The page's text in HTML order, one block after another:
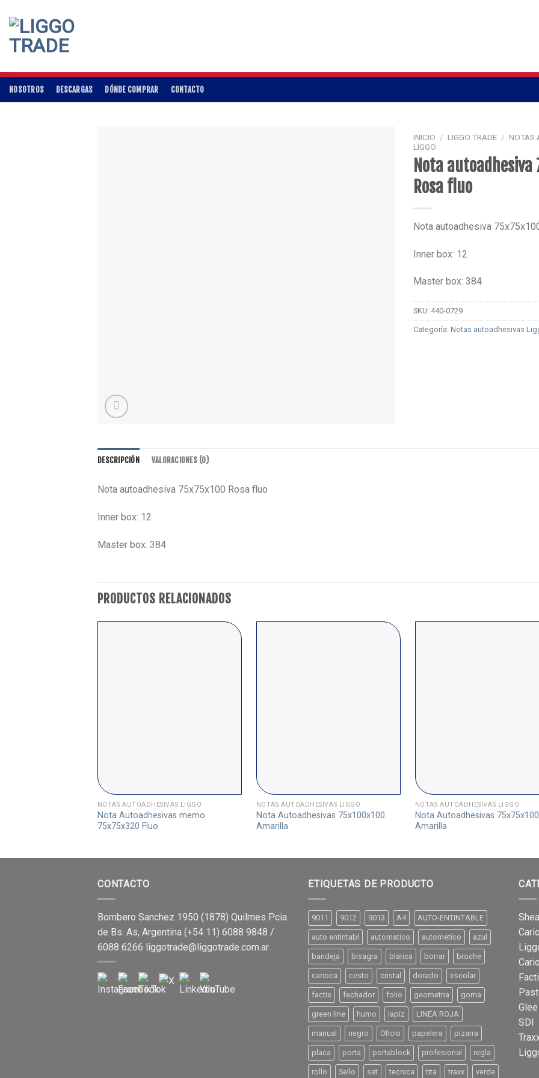
content
NOSOTROS DESCARGAS DÓNDE COMPRAR CONTACTO
INICIO / LIGGO TRADE / NOTAS
LIGGO
Nota autoadhesiva
Rosa fluo
Nota autoadhesiva
Inner box: 12
Master box: 384
SKU: 440-0729
Categoría: Notas autoadhesivas
DESCRIPCIÓN VALORACIONES (0)
Nota autoadhesiva 75x75x100 Rosa fluo
Inner box: 12
Master box: 384
PRODUCTOS RELACIONADOS
NOTAS AUTOADHESIVAS LIGGO
Nota Autoadhesivas memo
75x75x320 Fluo
NOTAS AUTOADHESIVAS LIGGO
Nota Autoadhesivas 75x100x100
Amarilla
NOTAS AUTOADHESIVAS LIGGO
Nota Autoadhesivas 75x75x100
Amarilla
CONTACTO
Bombero Sanchez 1950 (1878) Quilmes Pcia.
de Bs. As, Argentina (+54 11) 6088 9848 /
6088 6266 liggotrade@liggotrade.com.ar
ETIQUETAS DE PRODUCTO
9011 9012 9013 A4 AUTO-ENTINTABLE
auto entintabl automatico autometico azul
bandeja bisagra blanca borrar broche
carioca cesto cristal dorado escolar
factis fechador folio geometria goma
green line humo lapiz LINEA ROJA
manual negro Oficio papelera pizarra
placa porta portablock profesional regla
rollo Sello set tecnica tita traxx verde
SDI